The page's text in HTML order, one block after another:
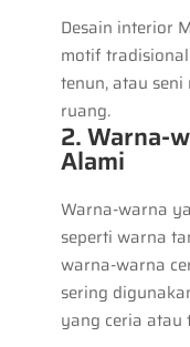
Desain interior
motif
tenun, atau
ruang.
2. Warna-
Alami
Warna-warna
seperti warna
warna-warna
sering
yang ceria atau